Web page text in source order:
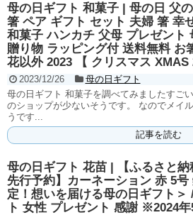
母の日ギフト 和菓子 | 母の日 父
箸 ペア ギフト セット 夫婦 箸 幸
和菓子 ハンカチ 父母 プレゼント
贈り物 ラッピング付 送料無料 お
花以外 2023 【 クリスマス XMAS
2023/12/26
母の日ギフト
母の日ギフト 和菓子を調べてみましたすご
のショップが少ないそうです。 なのでメイ
うです...
記事を読む
母の日ギフト 花苗 | 【ふるさと納
先行予約】カーネーション 赤 5
定！想いを届ける母の日ギフト＞
ト 女性 プレゼント 感謝 ※2024